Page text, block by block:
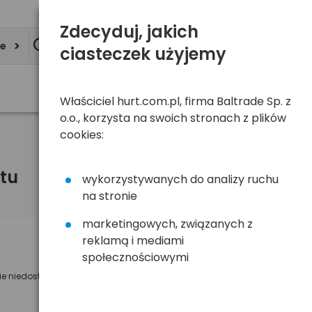
niedostępny
Powiadom mnie o dostępności
Zdecyduj, jakich
ciasteczek użyjemy
Właściciel hurt.com.pl, firma Baltrade Sp. z
o.o., korzysta na swoich stronach z plików
cookies:
wykorzystywanych do analizy ruchu
na stronie
marketingowych, związanych z
reklamą i mediami
społecznościowymi